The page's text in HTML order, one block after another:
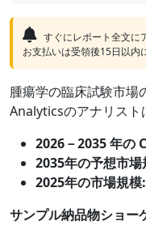
すぐにレポート全文に
お支払いは受領後15日以内
腫瘍学の臨床試験市場
Analyticsのアナリスト
2026－2035 年の
2035年の予想市場
2025年の市場規模:
サンプル納品物ショー